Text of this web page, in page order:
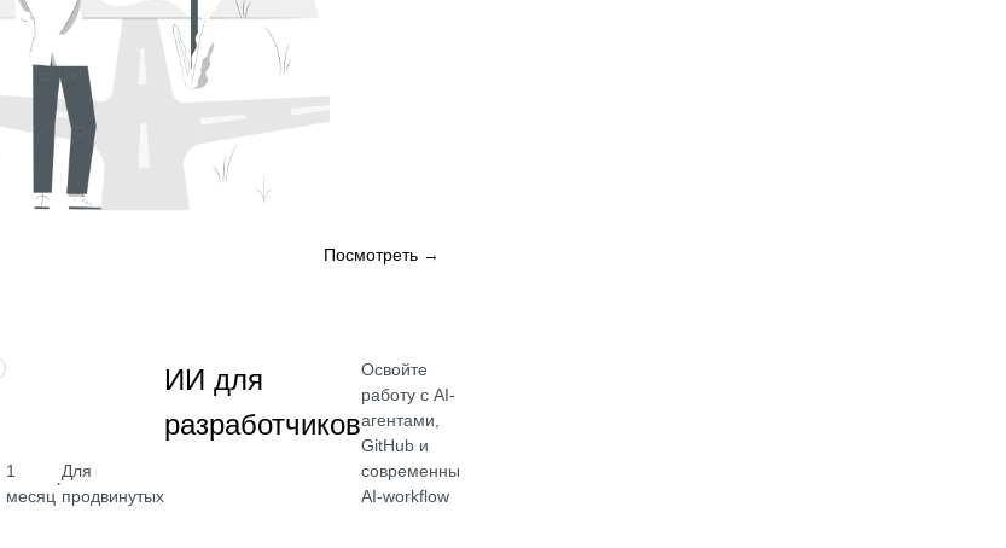
Посмотреть →
ПРОФЕССИЯ
1
месяц
·
Для
продвинутых
ИИ для
разработчиков
Освойте
работу с AI-
агентами,
GitHub и
современным
AI-workflow